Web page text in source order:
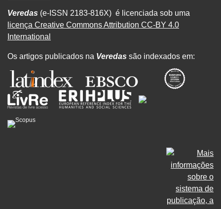
Veredas (e-ISSN 2183-816X) é licenciada sob uma
licença Creative Commons Attribution CC-BY 4.0
International
Os artigos publicados na Veredas são indexados em: